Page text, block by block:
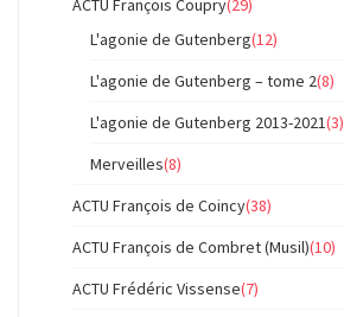
ACTU François Coupry(29)
L'agonie de Gutenberg(12)
L'agonie de Gutenberg – tome 2(8)
L'agonie de Gutenberg 2013-2021(3)
Merveilles(8)
ACTU François de Coincy(38)
ACTU François de Combret (Musil)(10)
ACTU Frédéric Vissense(7)